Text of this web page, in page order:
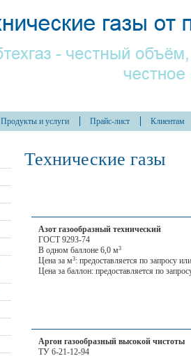
Продукты и услуги Прайс-лист Клиентам
Технические газы
Азот газообразный технический
ГОСТ 9293-74
В одном баллоне 6,0 м3
Цена за м3: предоставляется по запросу
Цена за баллон: предоставляется по
Аргон газообразный высокой чистоты
ТУ 6-21-12-94